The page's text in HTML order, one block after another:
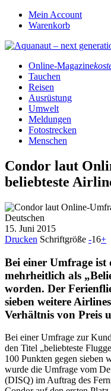
Mein Account
Warenkorb
Online-Magazine
Tauchen
Reisen
Ausrüstung
Umwelt
Meldungen
Fotostrecken
Menschen
Condor laut
beliebteste
15. Juni 2015
Drucken Schriftgröße -16+
Bei einer Umfrage ist
mehrheitlich als
worden. Der
sieben weitere
Verhältnis von Preis
Bei einer Umfrage zur
den Titel „beliebteste
100 Punkten gegen sieben
wurde die Umfrage vom
(DISQ) im Auftrag des